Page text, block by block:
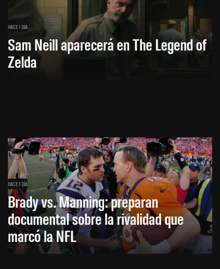
HACE 1 DÍA
Sam Neill aparecerá en The Legend of
Zelda
HACE 1 DÍA
Brady vs. Manning: preparan
documental sobre la rivalidad que
marcó la NFL